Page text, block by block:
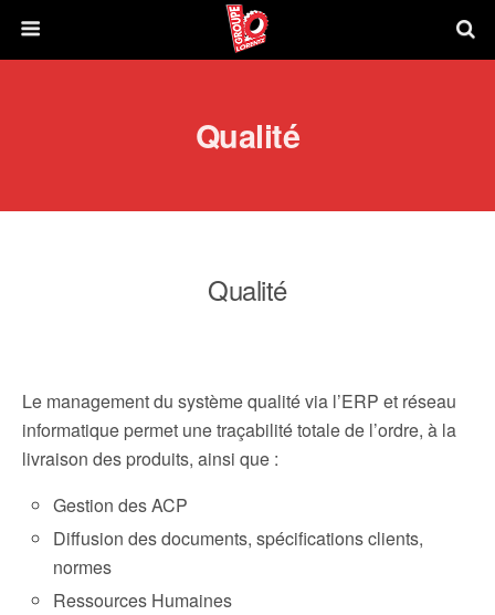
Qualité
Qualité
Le management du système qualité via l’ERP et réseau
informatique permet une traçabilité totale de l’ordre, à la
livraison des produits, ainsi que :
Gestion des ACP
Diffusion des documents, spécifications clients,
normes
Ressources Humaines